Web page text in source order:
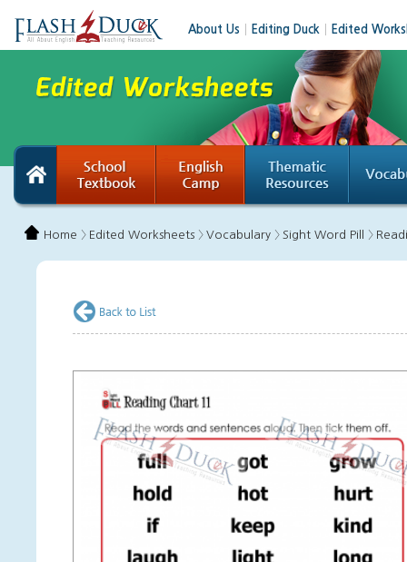
About Us Editing Duck Edited
Home 〉 Edited Worksheets 〉 Vocabulary 〉 Sight Word Pill 〉